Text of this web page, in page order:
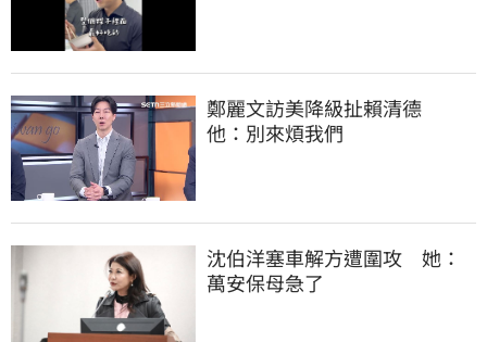
鄭麗文訪美降級扯賴清德
他：別來煩我們
沈伯洋塞車解方遭圍攻　她：
萬安保母急了